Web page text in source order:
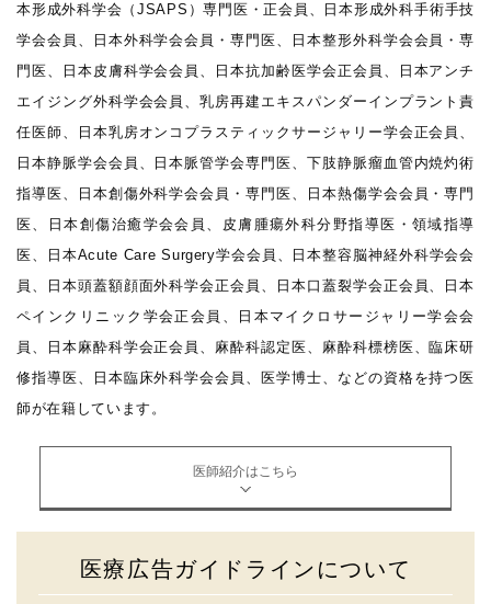
本形成外科学会（JSAPS）専門医・正会員、日本形成外科手術手技
学会会員、日本外科学会会員・専門医、日本整形外科学会会員・専
門医、日本皮膚科学会会員、日本抗加齢医学会正会員、日本アンチ
エイジング外科学会会員、乳房再建エキスパンダーインプラント責
任医師、日本乳房オンコプラスティックサージャリー学会正会員、
日本静脈学会会員、日本脈管学会専門医、下肢静脈瘤血管内焼灼術
指導医、日本創傷外科学会会員・専門医、日本熱傷学会会員・専門
医、日本創傷治癒学会会員、皮膚腫瘍外科分野指導医・領域指導
医、日本Acute Care Surgery学会会員、日本整容脳神経外科学会会
員、日本頭蓋額顔面外科学会正会員、日本口蓋裂学会正会員、日本
ペインクリニック学会正会員、日本マイクロサージャリー学会会
員、日本麻酔科学会正会員、麻酔科認定医、麻酔科標榜医、臨床研
修指導医、日本臨床外科学会会員、医学博士、などの資格を持つ医
師が在籍しています。
医師紹介はこちら
医療広告ガイドラインについて